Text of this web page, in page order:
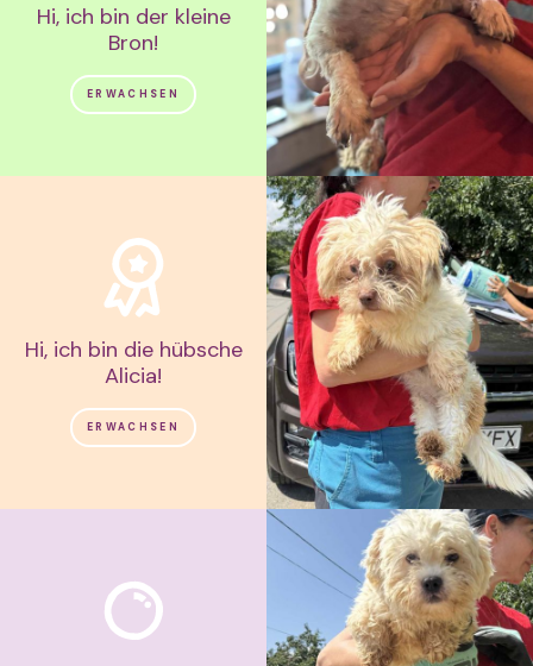
Hi, ich bin der kleine
Bron!
ERWACHSEN
Hi, ich bin die hübsche
Alicia!
ERWACHSEN